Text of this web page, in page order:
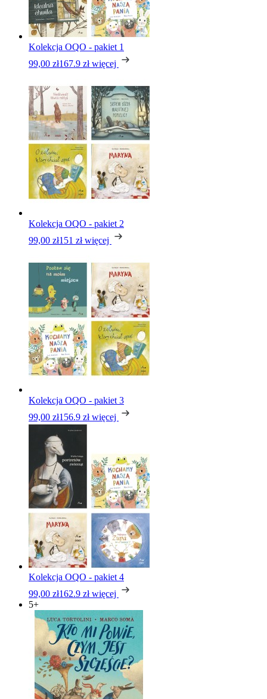
Kolekcja OQO - pakiet 1
99,00 zł167.9 zł więcej
Kolekcja OQO - pakiet 2
99,00 zł151 zł więcej
Kolekcja OQO - pakiet 3
99,00 zł156.9 zł więcej
Kolekcja OQO - pakiet 4
99,00 zł162.9 zł więcej
5+